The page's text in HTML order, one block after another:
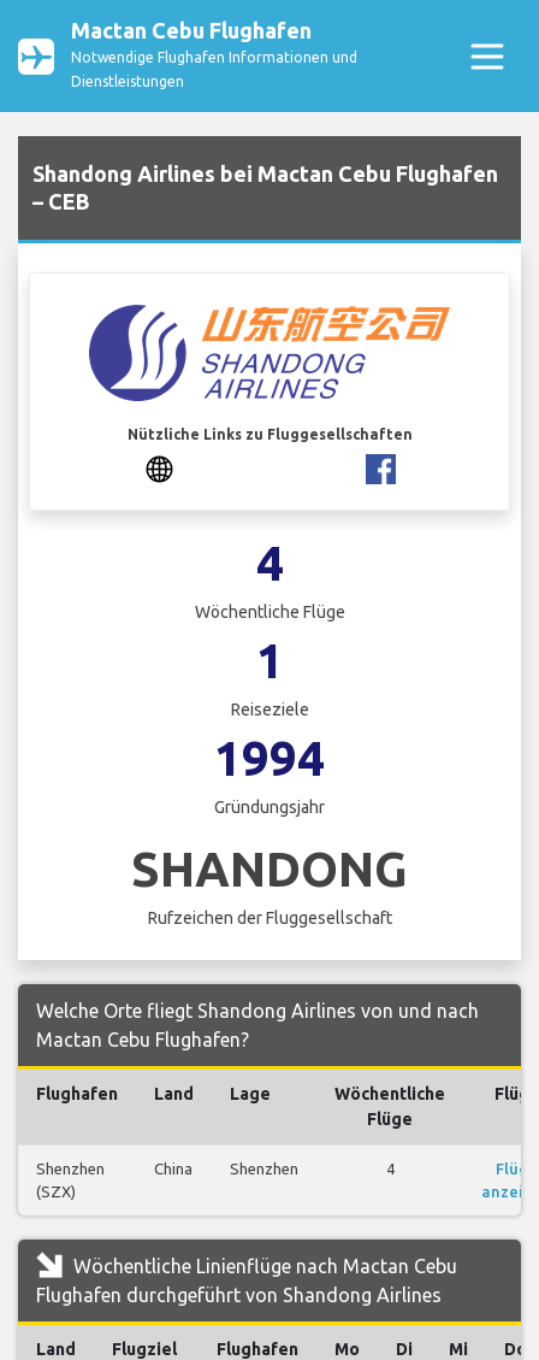
Mactan Cebu Flughafen
Notwendige Flughafen Informationen und
Dienstleistungen
Shandong Airlines bei Mactan Cebu Flughafen
– CEB
Nützliche Links zu Fluggesellschaften
4
Wöchentliche Flüge
1
Reiseziele
1994
Gründungsjahr
SHANDONG
Rufzeichen der Fluggesellschaft
Welche Orte fliegt Shandong Airlines von und nach
Mactan Cebu Flughafen?
Flughafen Land Lage
Wöchentliche
Flüge
Flüge
Shenzhen
(SZX)
China Shenzhen 4
Flüge
Wöchentliche Linienflüge nach Mactan Cebu
Flughafen durchgeführt von Shandong Airlines
Land Flugziel Flughafen Mo Di Mi Do